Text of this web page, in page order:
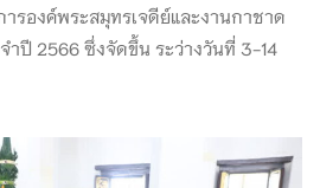
ารองค์พระสมุทรเจดีย์และงานกาชาด
ำปี 2566 ซึ่งจัดขึ้น ระว่างวันที่ 3-14